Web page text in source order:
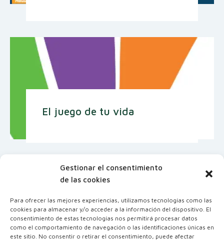
Gestionar el consentimiento
de las cookies
Para ofrecer las mejores experiencias, utilizamos tecnologías como las
cookies para almacenar y/o acceder a la información del dispositivo. El
consentimiento de estas tecnologías nos permitirá procesar datos
como el comportamiento de navegación o las identificaciones únicas en
este sitio. No consentir o retirar el consentimiento, puede afectar
El juego de tu vida